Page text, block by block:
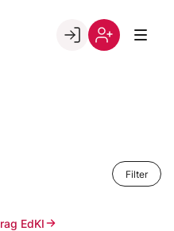
Filter
EdKI